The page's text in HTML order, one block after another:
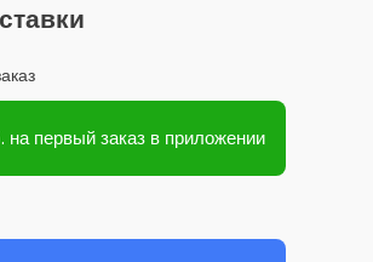
первый заказ в приложении